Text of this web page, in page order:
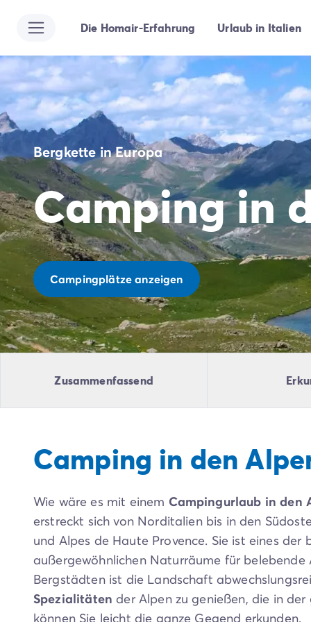
Alle Reiseziele
Campingplatz Abruzzen
Campingplatz Apulien
Campingplatz Emilia Romagna
Campingplatz Rimini
Campingplatz Latium
Campingplatz Rom
Campingplatz Lombardei
Campingplatz Gardasee
Campingplatz Cisano di Bardolino
Campingplatz Riva del Garda
Campingplatz Lago Maggiore
Campingplatz Marken
Campingplatz Sardinien
Campingplatz Toskana
Campingplatz Florenz
Campingplatz Livorno
Campingplatz Umbrien
Campingplatz Venetien
Campingplatz Lazise
Campingplatz Kroatien
Campingplatz Dalmatien
Campingplatz Split
Campingplatz Zadar
Campingplatz Istrien
Campingplatz Medulin
Campingplatz Porec
Campingplatz Pula
Campingplatz Rovinj
Campingplatz Umag
Die Homair-Erfahrung Urlaub in Italien
Bergkette in Europa
Camping in
Campingplätze anzeigen
Zusammenfassend
Camping in den
Wie wäre es mit einem Campingurlaub in den
erstreckt sich von Norditalien bis in den
und Alpes de Haute Provence. Sie ist eines der
außergewöhnlichen Naturräume für
Bergstädten ist die Landschaft
Spezialitäten der Alpen zu genießen, die in
können Sie leicht die ganze Gegend erkunden.